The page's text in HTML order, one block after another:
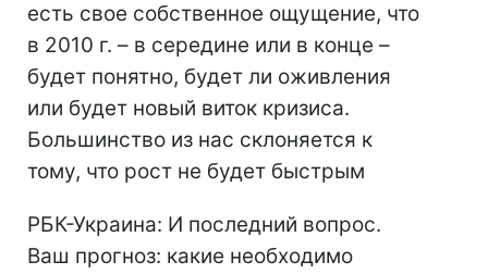
есть свое собственное ощущение, что
в 2010 г. – в середине или в конце –
будет понятно, будет ли оживления
или будет новый виток кризиса.
Большинство из нас склоняется к
тому, что рост не будет быстрым
РБК-Украина: И последний вопрос.
Ваш прогноз: какие необходимо